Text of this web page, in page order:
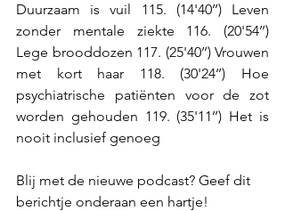
Duurzaam is vuil 115. (14'40’’) Leven
zonder mentale ziekte 116. (20'54’’)
Lege brooddozen 117. (25'40’’) Vrouwen
met kort haar 118. (30'24’’) Hoe
psychiatrische patiënten voor de zot
worden gehouden 119. (35'11’’) Het is
nooit inclusief genoeg
Blij met de nieuwe podcast? Geef dit
berichtje onderaan een hartje!